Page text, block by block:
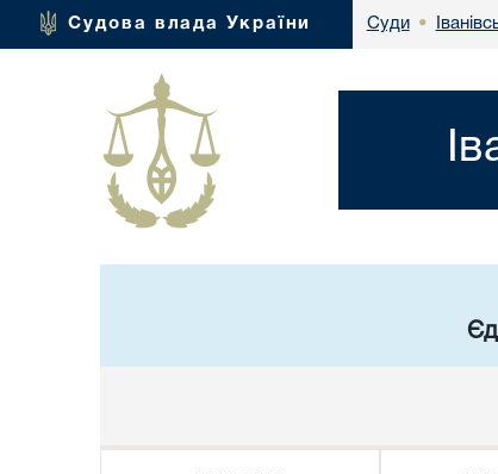
Судова влада України Суди •